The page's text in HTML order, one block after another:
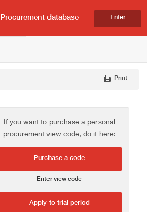
Procurement database Enter
Print
If you want to purchase a personal
procurement view code, do it here:
Purchase a code
Enter view code
Apply to trial period